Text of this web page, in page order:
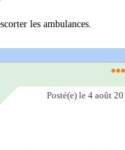
les ambulances.
Posté(e) le 4 août